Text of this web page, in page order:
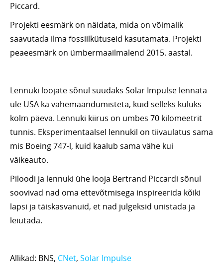
Piccard.
Projekti eesmärk on näidata, mida on võimalik
saavutada ilma fossiilkütuseid kasutamata. Projekti
peaeesmärk on ümbermaailmalend 2015. aastal.
Lennuki loojate sõnul suudaks Solar Impulse lennata
üle USA ka vahemaandumisteta, kuid selleks kuluks
kolm päeva. Lennuki kiirus on umbes 70 kilomeetrit
tunnis. Eksperimentaalsel lennukil on tiivaulatus sama
mis Boeing 747-l, kuid kaalub sama vähe kui
väikeauto.
Piloodi ja lennuki ühe looja Bertrand Piccardi sõnul
soovivad nad oma ettevõtmisega inspireerida kõiki
lapsi ja täiskasvanuid, et nad julgeksid unistada ja
leiutada.
Allikad: BNS, CNet, Solar Impulse